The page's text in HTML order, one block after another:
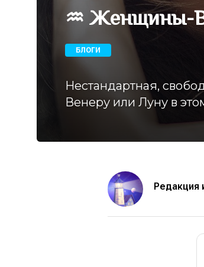
♒ Женщины-
БЛОГИ
Нестандартная,
Венеру или Луну в
Редакция